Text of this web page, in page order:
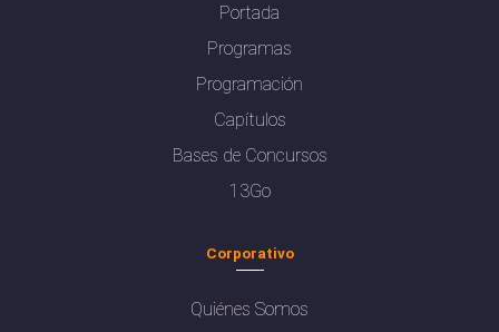
Portada
Programas
Programación
Capítulos
Bases de Concursos
13Go
Corporativo
Quiénes Somos